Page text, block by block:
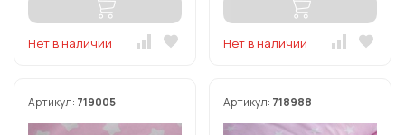
Нет в наличии Нет в наличии
Артикул: 719005 Артикул: 718988